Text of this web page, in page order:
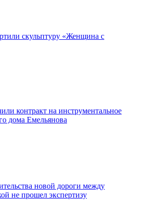
скульптуру «Женщина с
контракт на инструментальное
дома Емельянова
новой дороги между
не прошел экспертизу